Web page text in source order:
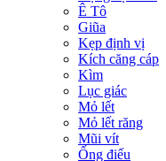
Ê Tô
Giũa
Kẹp định vị
Kích căng cáp
Kìm
Lục giác
Mỏ lết
Mỏ lết răng
Mũi vít
Ống điếu